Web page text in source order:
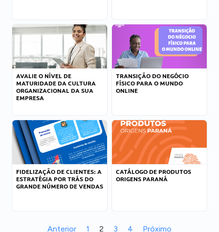
AVALIE O NÍVEL DE
MATURIDADE DA CULTURA
ORGANIZACIONAL DA SUA
EMPRESA
TRANSIÇÃO DO NEGÓCIO
FÍSICO PARA O MUNDO
ONLINE
FIDELIZAÇÃO DE CLIENTES: A
ESTRATÉGIA POR TRÁS DO
GRANDE NÚMERO DE VENDAS
CATÁLOGO DE PRODUTOS
ORIGENS PARANÁ
Anterior 1 2 3 4 Próximo